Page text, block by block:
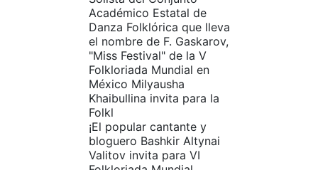
Académico Estatal de
Danza Folklórica que lleva
el nombre de F. Gaskarov,
"Miss Festival" de la V
Folkloriada Mundial en
México Milyausha
Khaibullina invita para la
Folkl
¡El popular cantante y
bloguero Bashkir Altynai
Valitov invita para VI